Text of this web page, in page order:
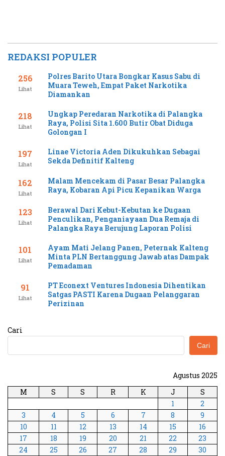
REDAKSI POPULER
256
Lihat
Polres Barito Utara Bongkar Kasus Sabu di
Muara Teweh, Empat Paket Narkotika
Diamankan
218
Lihat
Ungkap Peredaran Narkotika di Palangka
Raya, Polisi Sita 1.600 Butir Obat Diduga
Golongan I
197
Lihat
Linae Victoria Aden Dikukuhkan Sebagai
Sekda Definitif Kalteng
162
Lihat
Malam Mencekam di Pasar Besar Palangka
Raya, Kobaran Api Picu Kepanikan Warga
123
Lihat
Berawal Dari Kebut-Kebutan ke Dugaan
Penculikan, Penganiayaan Dua Remaja di
Palangka Raya Berujung Laporan Polisi
101
Lihat
Ayam Mati Jelang Panen, Peternak Kalteng
Minta PLN Bertanggung Jawab atas Dampak
Pemadaman
91
Lihat
PT Econext Ventures Indonesia Dihentikan
Satgas PASTI Karena Dugaan Pelanggaran
Perizinan
Cari
Cari
Agustus 2025
M
S S R K J
S
1
2
3
4 5 6 7 8
9
10
11 12 13 14 15
16
17
18 19 20 21 22
23
24
25 26 27 28 29
30